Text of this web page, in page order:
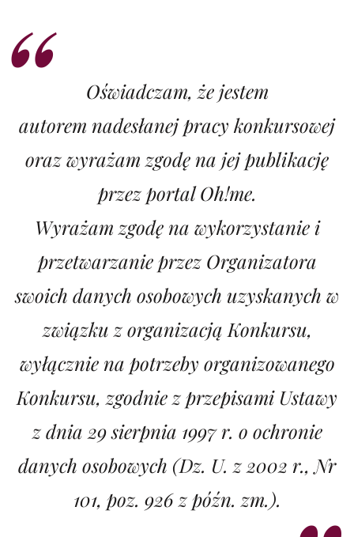
Oświadczam, że jestem
autorem nadesłanej pracy konkursowej
oraz wyrażam zgodę na jej publikację
przez portal Oh!me.
Wyrażam zgodę na wykorzystanie i
przetwarzanie przez Organizatora
swoich danych osobowych uzyskanych w
związku z organizacją Konkursu,
wyłącznie na potrzeby organizowanego
Konkursu, zgodnie z przepisami Ustawy
z dnia 29 sierpnia 1997 r. o ochronie
danych osobowych (Dz. U. z 2002 r., Nr
101, poz. 926 z późn. zm.).